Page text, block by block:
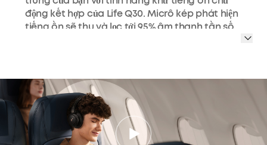
động kết hợp của Life Q30. Micrô kép phát hiện
tiếng ồn sẽ thu và lọc tới 95% âm thanh tần số
năng khử tiếng ồn của Life Q30 với 3 chế độ—Giao
thông giảm thiểu tiếng ồn động cơ máy bay,
Ngoài trời giảm giao thông và gió, và Trong nhà
làm giảm âm thanh của các văn phòng bận rộn
với những người đang nói chuyện ở phía sau.